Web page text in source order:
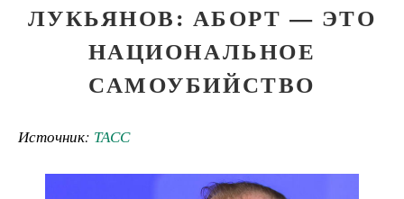
ЛУКЬЯНОВ: АБОРТ — ЭТО
НАЦИОНАЛЬНОЕ
САМОУБИЙСТВО
Источник: ТАСС